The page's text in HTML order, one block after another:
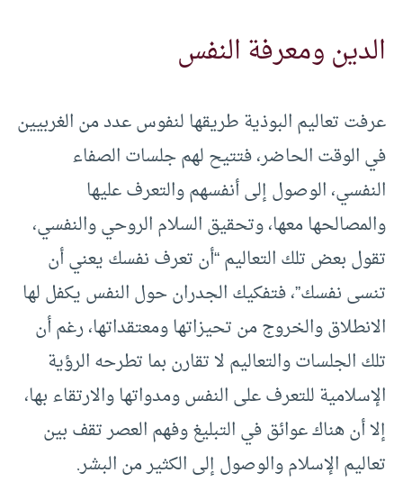
الدين ومعرفة النفس
عرفت تعاليم البوذية طريقها لنفوس عدد من الغربيين
في الوقت الحاضر، فتتيح لهم جلسات الصفاء
النفسي، الوصول إلى أنفسهم والتعرف عليها
والمصالحها معها، وتحقيق السلام الروحي والنفسي،
تقول بعض تلك التعاليم “أن تعرف نفسك يعني أن
تنسى نفسك”، فتفكيك الجدران حول النفس يكفل لها
الانطلاق والخروج من تحيزاتها ومعتقداتها، رغم أن
تلك الجلسات والتعاليم لا تقارن بما تطرحه الرؤية
الإسلامية للتعرف على النفس ومدواتها والارتقاء بها،
إلا أن هناك عوائق في التبليغ وفهم العصر تقف بين
تعاليم الإسلام والوصول إلى الكثير من البشر.